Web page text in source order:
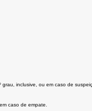
inclusive, ou em caso de
caso de empate.